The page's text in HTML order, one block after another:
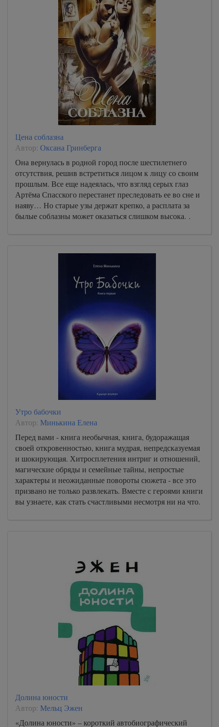
Цена соблазна
Автор: Оксана Гринберга
Она вернулась в родной город после шестилетнего
отсутствия, решив встретиться лицом к лицу со своим
прошлым. Все еще надеялась, что взгляд серых глаз
Артёма Спасского перестанет преследовать ее во сне и
наяву… Но старые узы держат крепко, а расплата за
былые соблазны может оказаться слишком высока. .
Утро бабочки
Автор: Минькина Елена
Перед вами - книга необычная, книга, будоражащая
своей откровенностью, книга мудрая, непредсказуемая
и шокирующая. Хитросплетения интриг и отношений,
магические обряды и семейные тайны, непростые
характеры и неожиданные повороты сюжета - все это
призвано не только развлекать. Вместе с героями книги
вы узнаете, как стать счастливыми несмотря ни на что.
Долина юности
Автор: Мельц Эжен
«Долина юности» – короткий автобиографический